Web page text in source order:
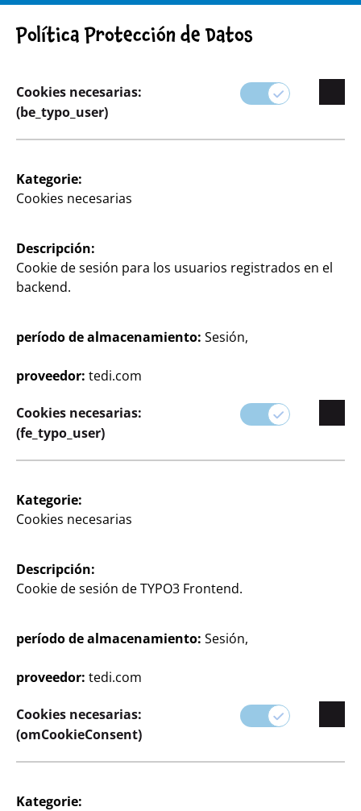
Surtido
Hogar & Decoración
Embellezca su hogar con los elegantes artículos de
decoración de TEDi.
añadirán un ambiente cálido y acogedor a cualquier
nuestros productos ofrecen la combinación perfecta
de estilo y funcionalidad para personalizar tu hogar
a tu gusto.
104 artículo
Política Protección de Datos
Cookies necesarias:
(be_typo_user)
Kategorie:
Cookies necesarias
Descripción:
Cookie de sesión para los usuarios registrados en el
backend.
período de almacenamiento: Sesión,
proveedor: tedi.com
Cookies necesarias:
(fe_typo_user)
Kategorie:
Cookies necesarias
Descripción:
Cookie de sesión de TYPO3 Frontend.
período de almacenamiento: Sesión,
proveedor: tedi.com
Cookies necesarias:
(omCookieConsent)
Kategorie: